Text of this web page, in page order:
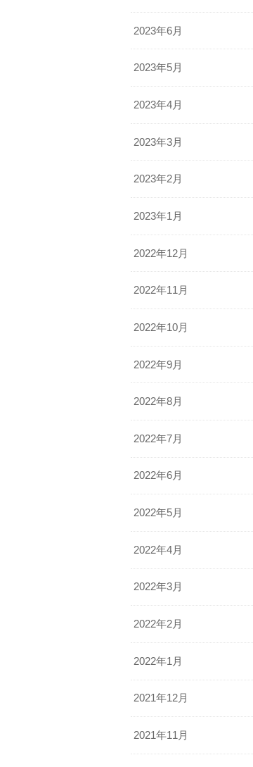
2023年6月
2023年5月
2023年4月
2023年3月
2023年2月
2023年1月
2022年12月
2022年11月
2022年10月
2022年9月
2022年8月
2022年7月
2022年6月
2022年5月
2022年4月
2022年3月
2022年2月
2022年1月
2021年12月
2021年11月